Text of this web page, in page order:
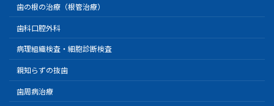
歯の根の治療（根管治療）
歯科口腔外科
病理組織検査・細胞診断検査
親知らずの抜歯
歯周病治療